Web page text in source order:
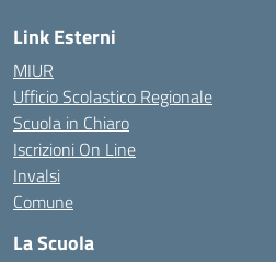
Link Esterni
MIUR
Ufficio Scolastico Regionale
Scuola in Chiaro
Iscrizioni On Line
Invalsi
Comune
La Scuola